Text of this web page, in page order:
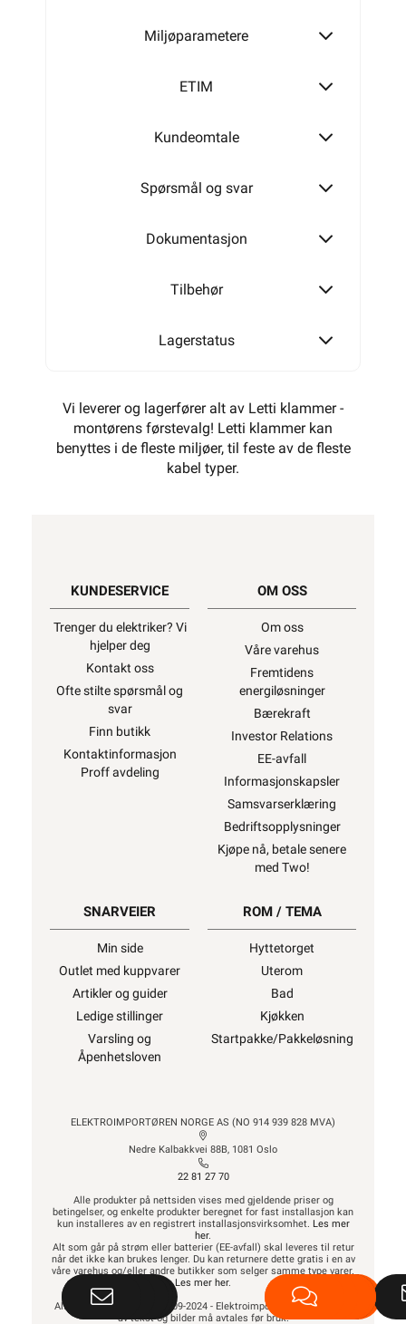
Miljøparametere
ETIM
Kundeomtale
Spørsmål og svar
Dokumentasjon
Tilbehør
Lagerstatus
Vi leverer og lagerfører alt av Letti klammer -
montørens førstevalg! Letti klammer kan
benyttes i de fleste miljøer, til feste av de fleste
kabel typer.
KUNDESERVICE
Trenger du elektriker? Vi
hjelper deg
Kontakt oss
Ofte stilte spørsmål og
svar
Finn butikk
Kontaktinformasjon
Proff avdeling
OM OSS
Om oss
Våre varehus
Fremtidens
energiløsninger
Bærekraft
Investor Relations
EE-avfall
Informasjonskapsler
Samsvarserklæring
Bedriftsopplysninger
Kjøpe nå, betale senere
med Two!
SNARVEIER
Min side
Outlet med kuppvarer
Artikler og guider
Ledige stillinger
Varsling og
Åpenhetsloven
ROM / TEMA
Hyttetorget
Uterom
Bad
Kjøkken
Startpakke/Pakkeløsning
ELEKTROIMPORTØREN NORGE AS (NO 914 939 828 MVA)
Nedre Kalbakkvei 88B, 1081 Oslo
22 81 27 70
Alle produkter på nettsiden vises med gjeldende priser og
betingelser, og enkelte produkter beregnet for fast installasjon kan
kun installeres av en registrert installasjonsvirksomhet. Les mer
her.
Alt som går på strøm eller batterier (EE-avfall) skal leveres til retur
når det ikke kan brukes lenger. Du kan returnere dette gratis i en av
våre varehus og/eller andre butikker som selger samme type varer.
Les mer her.
Alt innhold Copyright © 2009-2024 - Elektroimportøren AS. All bruk
av tekst og bilder må avtales før bruk.